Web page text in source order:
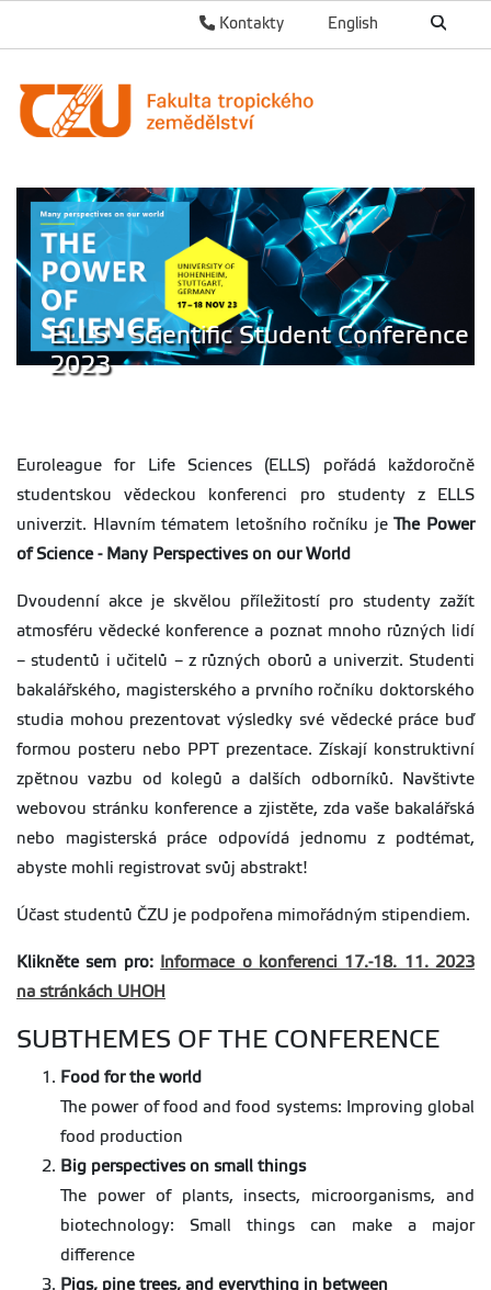
English
Kontakty
ELLS - Scientific Student Conference
2023
Euroleague for Life Sciences (ELLS) pořádá každoročně
studentskou vědeckou konferenci pro studenty z ELLS
univerzit. Hlavním tématem letošního ročníku jeThe Power
of Science - Many Perspectives on our World
Dvoudenní akce je skvělou příležitostí pro studenty zažít
atmosféru vědecké konference a poznat mnoho různých lidí
– studentů i učitelů – z různých oborů a univerzit. Studenti
bakalářského, magisterského a prvního ročníku doktorského
studia mohou prezentovat výsledky své vědecké práce buď
formou posteru nebo PPT prezentace. Získají konstruktivní
zpětnou vazbu od kolegů a dalších odborníků. Navštivte
webovou stránku konference a zjistěte, zda vaše bakalářská
nebo magisterská práce odpovídá jednomu z podtémat,
abyste mohli registrovat svůj abstrakt!
Účast studentů ČZU je podpořena mimořádným stipendiem.
Klikněte sem pro:
Informace o konferenci 17.-18. 11. 2023
na stránkách UHOH
SUBTHEMES OF THE CONFERENCE
Food for the world
The power of food and food systems: Improving global
food production
Big perspectives on small things
The power of plants, insects, microorganisms, and
biotechnology: Small things can make a major
difference
Pigs, pine trees, and everything in between